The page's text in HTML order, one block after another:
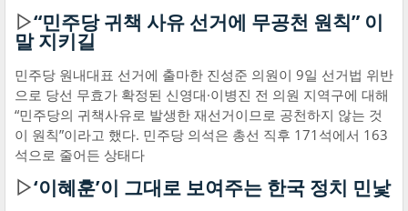
▷“민주당 귀책 사유 선거에 무공천 원칙” 이
말 지키길
민주당 원내대표 선거에 출마한 진성준 의원이 9일 선거법 위반
으로 당선 무효가 확정된 신영대·이병진 전 의원 지역구에 대해
“민주당의 귀책사유로 발생한 재선거이므로 공천하지 않는 것
이 원칙”이라고 했다. 민주당 의석은 총선 직후 171석에서 163
석으로 줄어든 상태다
▷‘이혜훈’이 그대로 보여주는 한국 정치 민낯